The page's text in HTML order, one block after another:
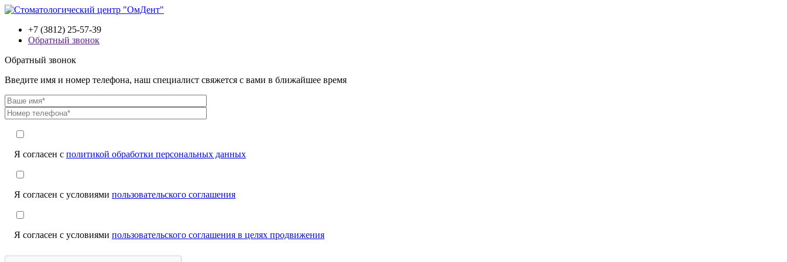
+7 (3812) 25-57-39
Обратный звонок
Обратный звонок
Введите имя и номер телефона, наш специалист свяжется с вами в ближайшее время
Я согласен с политикой обработки персональных данных
Я согласен с условиями пользовательского соглашения
Я согласен с условиями пользовательского соглашения в целях продвижения